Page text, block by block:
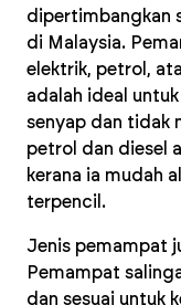
dipertimbangkan
di Malaysia.
elektrik, petrol,
adalah ideal
senyap dan tidak
petrol dan diesel
kerana ia mudah
terpencil.
Jenis pemampat
Pemampat
dan sesuai untuk